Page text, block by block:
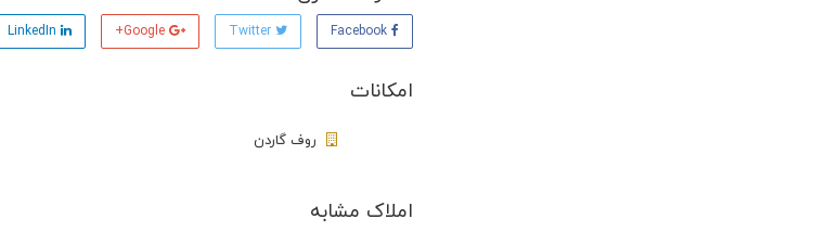
Facebook
Twitter
Google+
امکانات
روف گاردن
املاک مشابه